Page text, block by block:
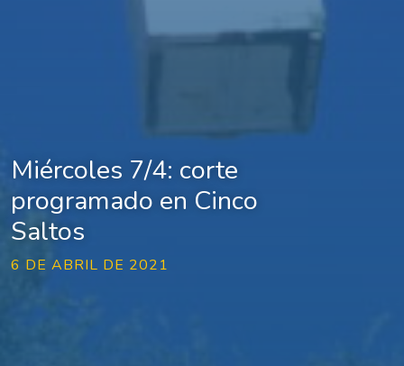
Miércoles 7/4: corte
programado en Cinco
Saltos
6 DE ABRIL DE 2021